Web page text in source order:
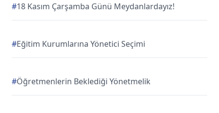
#18 Kasım Çarşamba Günü Meydanlardayız!
#Eğitim Kurumlarına Yönetici Seçimi
#Öğretmenlerin Beklediği Yönetmelik